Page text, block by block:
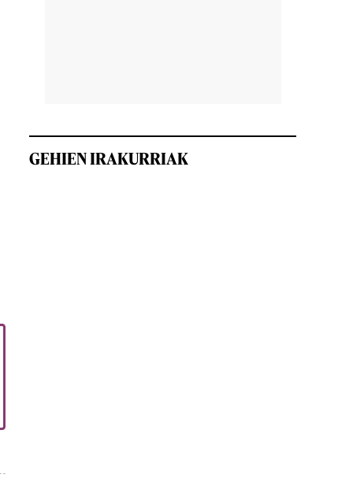
GEHIEN IRAKURRIAK